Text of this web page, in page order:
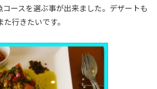
コースを選ぶ事が出来ました。デザートも
行きたいです。